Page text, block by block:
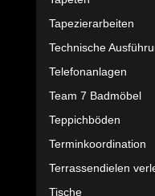
Tapezierarbeiten
Technische
Telefonanlagen
Team 7 Badmöbel
Teppichböden
Terminkoordination
Terrassendielen
Tische